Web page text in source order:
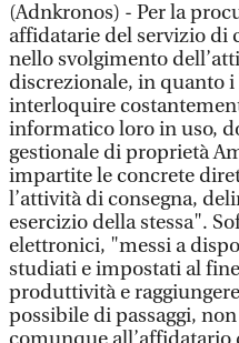
(Adnkronos) - Per la
affidatarie del servizio di
nello svolgimento
discrezionale, in quanto
interloquire
informatico loro in uso,
gestionale di proprietà
impartite le concrete
l’attività di consegna,
esercizio della stessa".
elettronici, "messi a
studiati e impostati al
produttività e
possibile di passaggi,